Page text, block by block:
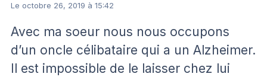
Le octobre 26, 2019 à 15:42
Avec ma soeur nous nous occupons
d’un oncle célibataire qui a un Alzheimer.
Il est impossible de le laisser chez lui